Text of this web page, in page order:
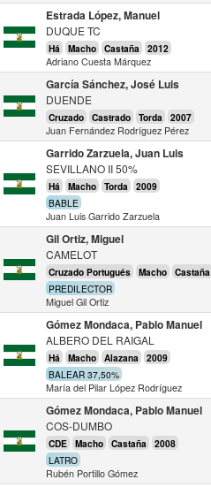
Estrada López, Manuel
DUQUE TC
Há Macho Castaña 2012
Adriano Cuesta Márquez
García Sánchez, José Luis
DUENDE
Cruzado Castrado Torda 2007
Juan Fernández Rodríguez Pérez
Garrido Zarzuela, Juan Luis
SEVILLANO II 50%
Há Macho Torda 2009
BABLE
Juan Luis Garrido Zarzuela
Gil Ortiz, Miguel
CAMELOT
Cruzado Portugués Macho Castaña
PREDILECTOR
Miguel Gil Ortiz
Gómez Mondaca, Pablo Manuel
ALBERO DEL RAIGAL
Há Macho Alazana 2009
BALEAR 37,50%
María del Pilar López Rodríguez
Gómez Mondaca, Pablo Manuel
COS-DUMBO
CDE Macho Castaña 2008
LATRO
Rubén Portillo Gómez